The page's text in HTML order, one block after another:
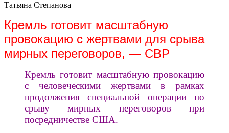
Татьяна Степанова
Кремль готовит масштабную
провокацию с жертвами для срыва
мирных переговоров, — СВР
Кремль готовит масштабную провокацию
с человеческими жертвами в рамках
продолжения специальной операции по
срыву мирных переговоров при
посредничестве США.